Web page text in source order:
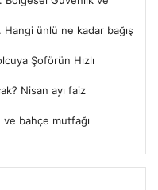
ünlü ne kadar bağış
Şoförün Hızlı
Nisan ayı faiz
ve bahçe mutfağı